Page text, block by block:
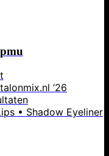
‘26
• Shadow Eyeliner